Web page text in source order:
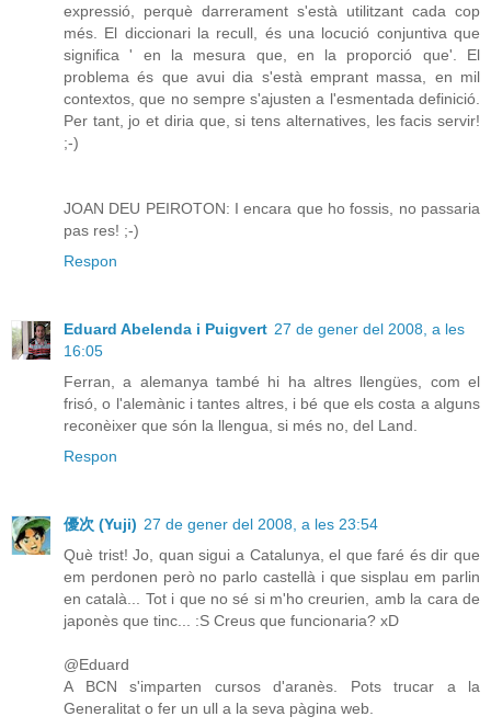
expressió, perquè darrerament s'està utilitzant cada cop
més. El diccionari la recull, és una locució conjuntiva que
significa ' en la mesura que, en la proporció que'. El
problema és que avui dia s'està emprant massa, en mil
contextos, que no sempre s'ajusten a l'esmentada definició.
Per tant, jo et diria que, si tens alternatives, les facis servir!
;-)
JOAN DEU PEIROTON: I encara que ho fossis, no passaria
pas res! ;-)
Respon
Eduard Abelenda i Puigvert 27 de gener del 2008, a les
16:05
Ferran, a alemanya també hi ha altres llengües, com el
frisó, o l'alemànic i tantes altres, i bé que els costa a alguns
reconèixer que són la llengua, si més no, del Land.
Respon
優次 (Yuji) 27 de gener del 2008, a les 23:54
Què trist! Jo, quan sigui a Catalunya, el que faré és dir que
em perdonen però no parlo castellà i que sisplau em parlin
en català... Tot i que no sé si m'ho creurien, amb la cara de
japonès que tinc... :S Creus que funcionaria? xD
@Eduard
A BCN s'imparten cursos d'aranès. Pots trucar a la
Generalitat o fer un ull a la seva pàgina web.